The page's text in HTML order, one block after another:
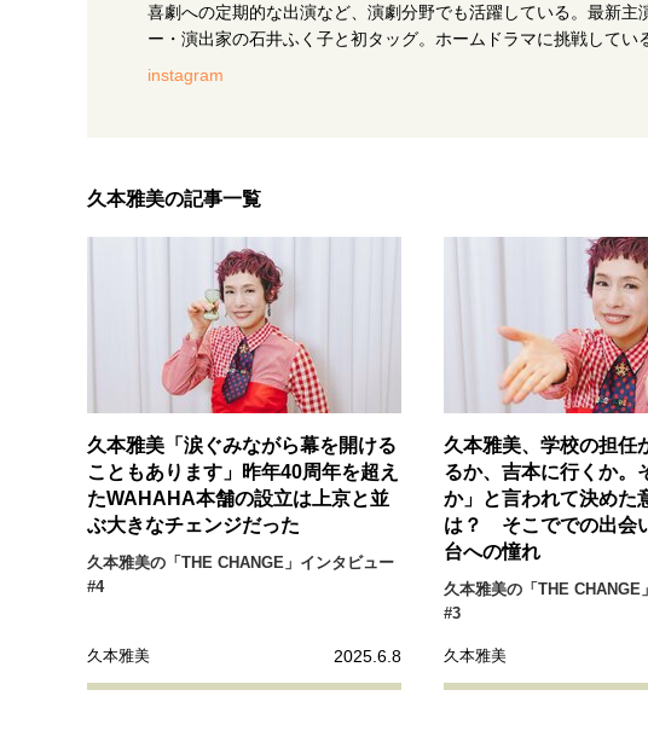
表現者の葛藤
経営・ビジネス
マインドセット 重圧との向き合
ライフスタイル・生き方 40代からの景色
病が教えてくれ
私を彩るエッセ
社会・カルチャー・マネー 地域とつながる/
喜劇への定期的な出演など、演劇分野でも活躍している。最新
ー・演出家の石井ふく子と初タッグ。ホームドラマに挑戦してい
instagram
久本雅美の記事一覧
久本雅美「涙ぐみながら幕を開ける
こともあります」昨年40周年を超え
たWAHAHA本舗の設立は上京と並
ぶ大きなチェンジだった
久本雅美の「THE CHANGE」インタビュー
#4
久本雅美 2025.6.8
久本雅美、学校の担任
るか、吉本に行くか。
か」と言われて決めた
は？ そこででの出会
台への憧れ
久本雅美の「THE CHANGE
#3
久本雅美